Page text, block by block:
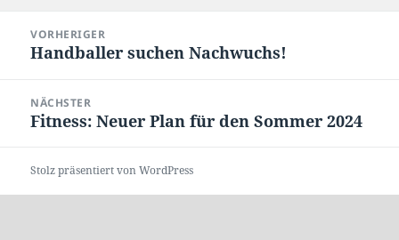
VORHERIGER
Vorheriger
Handballer suchen Nachwuchs!
NÄCHSTER
Nächster
Fitness: Neuer Plan für den Sommer 2024
Stolz präsentiert von WordPress